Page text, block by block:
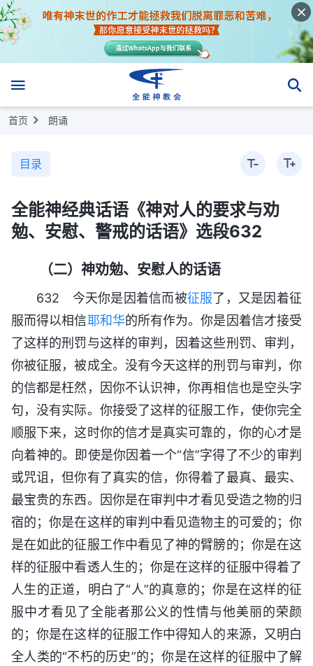
首页 朗诵
目录
全能神经典话语《神对人的要求与劝
勉、安慰、警戒的话语》选段632
（二）神劝勉、安慰人的话语
632 今天你是因着信而被征服了，又是因着征
服而得以相信耶和华的所有作为。你是因着信才接受
了这样的刑罚与这样的审判，因着这些刑罚、审判，
你被征服，被成全。没有今天这样的刑罚与审判，你
的信都是枉然，因你不认识神，你再相信也是空头字
句，没有实际。你接受了这样的征服工作，使你完全
顺服下来，这时你的信才是真实可靠的，你的心才是
向着神的。即使是你因着一个“信”字得了不少的审判
或咒诅，但你有了真实的信，你得着了最真、最实、
最宝贵的东西。因你是在审判中才看见受造之物的归
宿的；你是在这样的审判中看见造物主的可爱的；你
是在如此的征服工作中看见了神的臂膀的；你是在这
样的征服中看透人生的；你是在这样的征服中得着了
人生的正道，明白了“人”的真意的；你是在这样的征
服中才看见了全能者那公义的性情与他美丽的荣颜
的；你是在这样的征服工作中得知人的来源，又明白
全人类的“不朽的历史”的；你是在这样的征服中了解